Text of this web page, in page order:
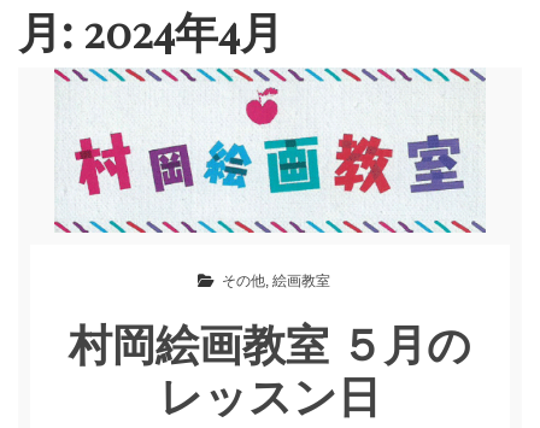
月: 2024年4月
その他 絵画教室
村岡絵画教室 ５月の
レッスン日